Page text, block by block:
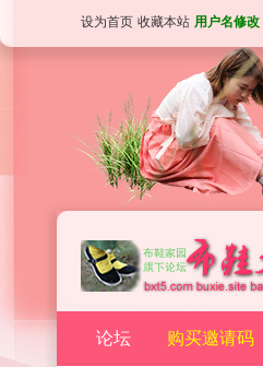
设为首页 收藏本站 用户名修改
论坛 购买邀请码